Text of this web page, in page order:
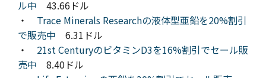
ル中 43.66ドル
・ Trace Minerals Researchの液体型亜鉛を20%割引
で販売中 6.31ドル
・ 21st CenturyのビタミンD3を16%割引でセール販
売中 8.40ドル